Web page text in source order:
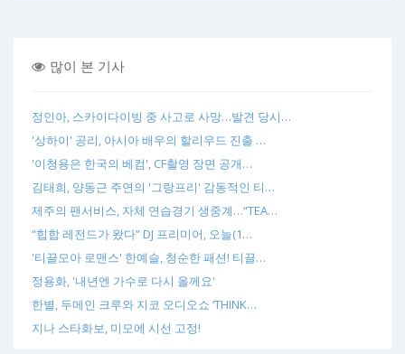
많이 본 기사
정인아, 스카이다이빙 중 사고로 사망…발견 당시…
'상하이' 공리, 아시아 배우의 할리우드 진출 …
'이청용은 한국의 베컴', CF촬영 장면 공개…
김태희, 양동근 주연의 '그랑프리' 감동적인 티…
제주의 팬서비스, 자체 연습경기 생중계…“TEA…
“힙합 레전드가 왔다” DJ 프리미어, 오늘(1…
'티끌모아 로맨스' 한예슬, 청순한 패션! 티끌…
정용화, '내년엔 가수로 다시 올께요'
한별, 두메인 크루와 지코 오디오쇼 ‘THINK…
지나 스타화보, 미모에 시선 고정!